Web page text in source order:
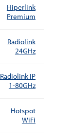
Hiperlink
Premium
Radiolink
24GHz
Radiolink IP
1-80GHz
Hotspot
WiFi